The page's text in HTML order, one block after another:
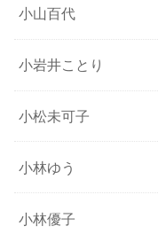
小山百代
小岩井ことり
小松未可子
小林ゆう
小林優子